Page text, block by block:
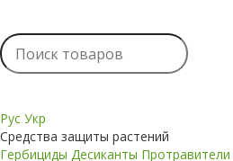
Рус Укр
Средства защиты растений
Гербициды Десиканты Протравители